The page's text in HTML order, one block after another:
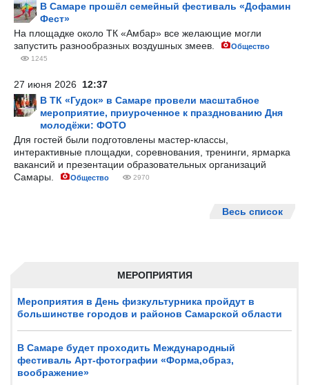
МЕРОПРИЯТИЯ
Мероприятия в День физкультурника пройдут в
большинстве городов и районов Самарской области
В Самаре будет проходить Международный
фестиваль Арт-фотографии «Форма,образ,
воображение»
В Самаре прошёл семейный фестиваль «Дофамин
Фест»
На площадке около ТК «Амбар» все желающие могли
запустить разнообразных воздушных змеев.
Общество
1245
27 июня 2026 12:37
В ТК «Гудок» в Самаре провели масштабное
мероприятие, приуроченное к празднованию Дня
молодёжи: ФОТО
Для гостей были подготовлены мастер-классы,
интерактивные площадки, соревнования, тренинги, ярмарка
вакансий и презентации образовательных организаций
Самары.
Общество 2970
Весь список